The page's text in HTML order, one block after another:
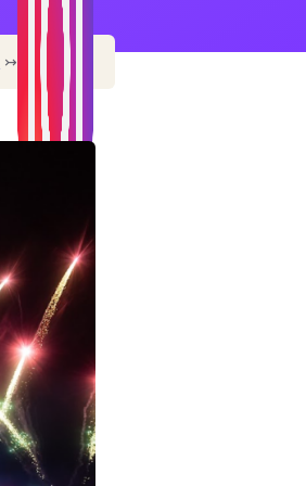
↣
Home
Home – Cafe
Recipe
Healthy
Soup
Desserts
Dine out
Features
Single post templates
Contact